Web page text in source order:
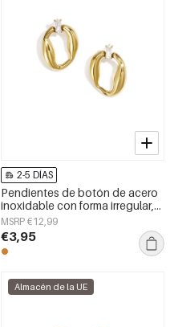
2-5 DÍAS
Pendientes de botón de acero
inoxidable con forma irregular,
sencillos, de la serie Daily
Simple, joyería para mujer.
MSRP €12,99
€3,95
Almacén de la UE